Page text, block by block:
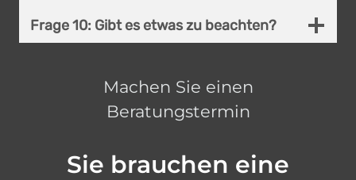
Frage 10: Gibt es etwas zu beachten?
Machen Sie einen
Beratungstermin
Sie brauchen eine